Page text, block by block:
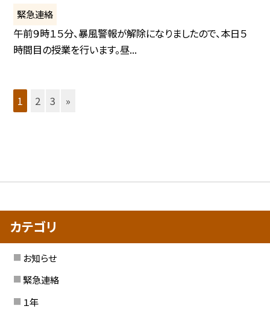
緊急連絡
午前９時１５分、暴風警報が解除になりましたので、本日５
時間目の授業を行います。昼...
1 2 3 »
カテゴリ
お知らせ
緊急連絡
１年